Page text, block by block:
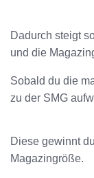
Dadurch steigt
und die
Sobald du die
zu der SMG
Diese gewinnt
Magazingröße.